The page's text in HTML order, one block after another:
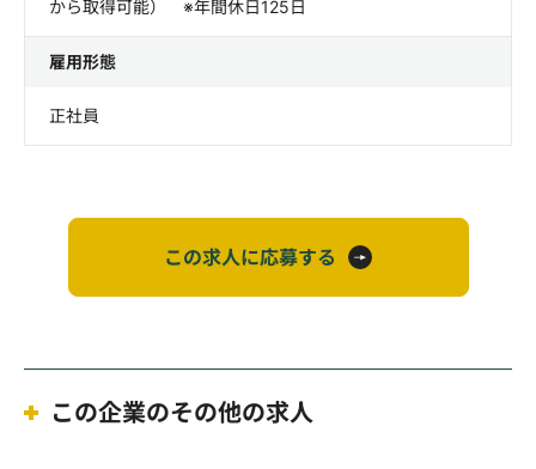
から取得可能） ※年間休日125日
雇用形態
正社員
この求人に応募する
この企業のその他の求人